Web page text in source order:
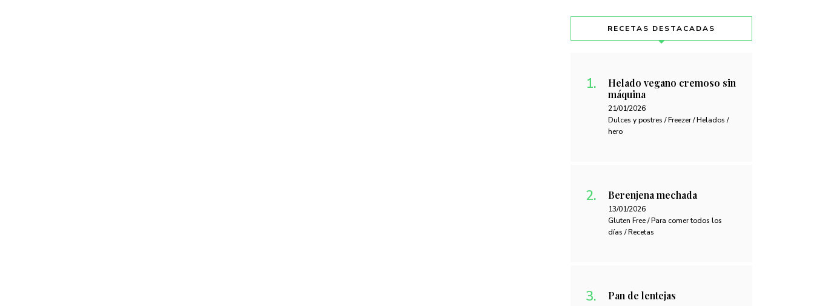
RECETAS DESTACADAS
Helado vegano cremoso sin
máquina
21/01/2026
Dulces y postres / Freezer / Helados /
hero
Berenjena mechada
13/01/2026
Gluten Free / Para comer todos los
días / Recetas
Pan de lentejas